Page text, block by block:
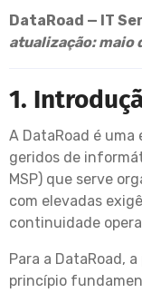
DataRoad — IT
atualização: maio
1.
A DataRoad é
geridos de
MSP) que serve
com elevadas
continuidade
Para a DataRoad, a
princípio